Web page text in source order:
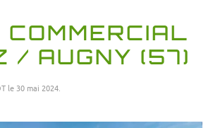
/ AUGNY (57)
le30 mai 2024.